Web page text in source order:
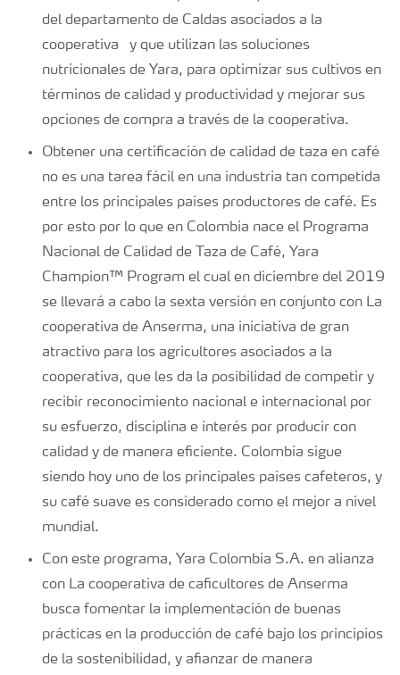
del departamento de Caldas asociados a la
cooperativa y que utilizan las soluciones
nutricionales de Yara, para optimizar sus cultivos en
términos de calidad y productividad y mejorar sus
opciones de compra a través de la cooperativa.
Obtener una certificación de calidad de taza en café
no es una tarea fácil en una industria tan competida
entre los principales países productores de café. Es
por esto por lo que en Colombia nace el Programa
Nacional de Calidad de Taza de Café, Yara
Champion™ Program el cual en diciembre del 2019
se llevará a cabo la sexta versión en conjunto con La
cooperativa de Anserma, una iniciativa de gran
atractivo para los agricultores asociados a la
cooperativa, que les da la posibilidad de competir y
recibir reconocimiento nacional e internacional por
su esfuerzo, disciplina e interés por producir con
calidad y de manera eficiente. Colombia sigue
siendo hoy uno de los principales países cafeteros, y
su café suave es considerado como el mejor a nivel
mundial.
Con este programa, Yara Colombia S.A. en alianza
con La cooperativa de caficultores de Anserma
busca fomentar la implementación de buenas
prácticas en la producción de café bajo los principios
de la sostenibilidad, y afianzar de manera